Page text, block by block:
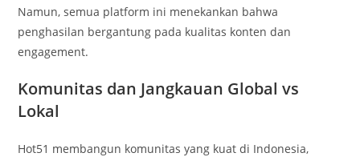
Namun, semua platform ini menekankan bahwa
penghasilan bergantung pada kualitas konten dan
engagement.
Komunitas dan Jangkauan Global vs
Lokal
Hot51 membangun komunitas yang kuat di Indonesia,